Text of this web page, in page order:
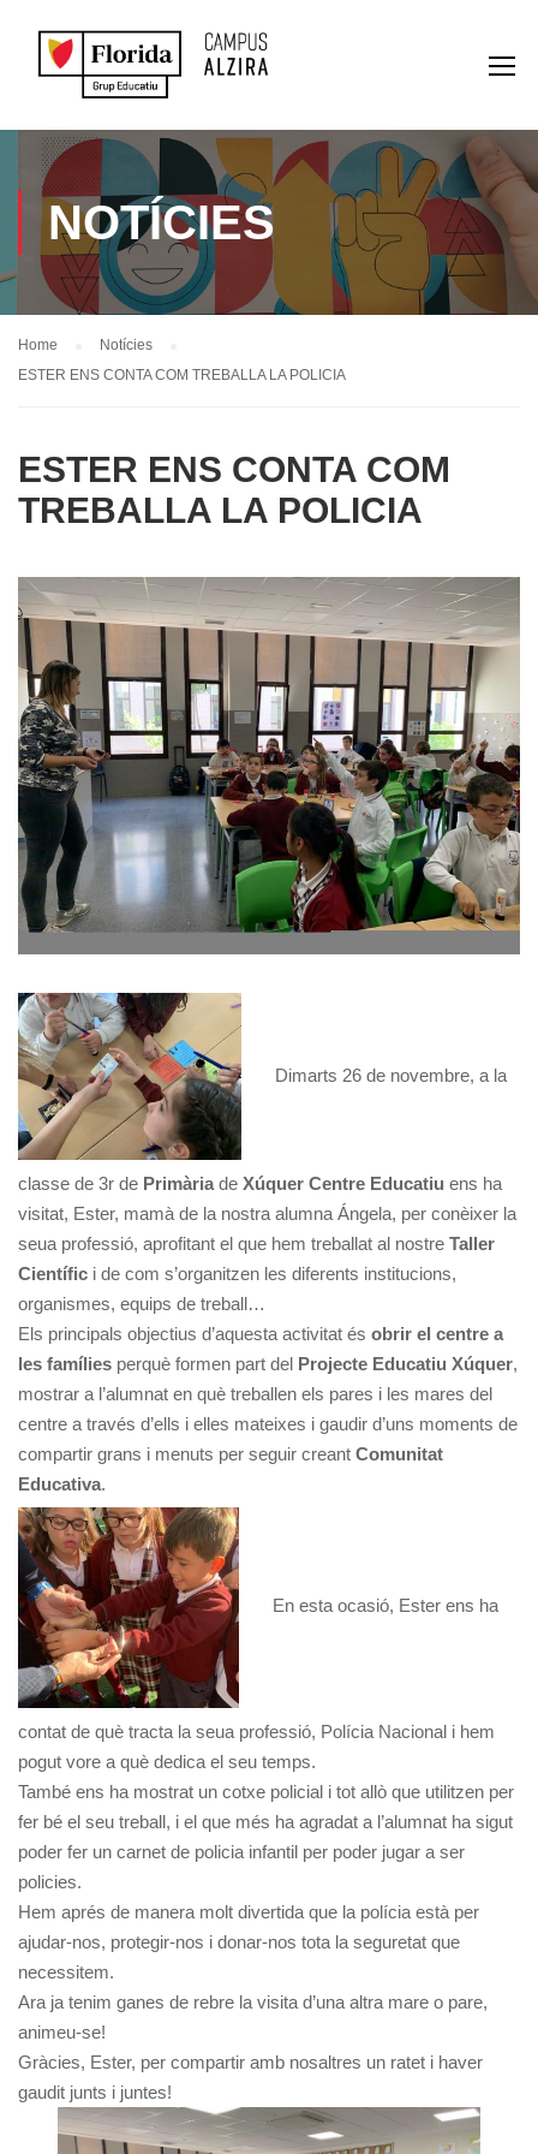
NOTÍCIES
Home
Notícies
ESTER ENS CONTA COM TREBALLA LA POLICIA
ESTER ENS CONTA COM
TREBALLA LA POLICIA
Dimarts 26 de novembre, a la
classe de 3r de Primària de Xúquer Centre Educatiu ens ha
visitat, Ester, mamà de la nostra alumna Ángela, per conèixer la
seua professió, aprofitant el que hem treballat al nostre Taller
Científic i de com s’organitzen les diferents institucions,
organismes, equips de treball…
Els principals objectius d’aquesta activitat és obrir el centre a
les famílies perquè formen part del Projecte Educatiu Xúquer,
mostrar a l’alumnat en què treballen els pares i les mares del
centre a través d’ells i elles mateixes i gaudir d’uns moments de
compartir grans i menuts per seguir creant Comunitat
Educativa.
En esta ocasió, Ester ens ha
contat de què tracta la seua professió, Polícia Nacional i hem
pogut vore a què dedica el seu temps.
També ens ha mostrat un cotxe policial i tot allò que utilitzen per
fer bé el seu treball, i el que més ha agradat a l’alumnat ha sigut
poder fer un carnet de policia infantil per poder jugar a ser
policies.
Hem aprés de manera molt divertida que la polícia està per
ajudar-nos, protegir-nos i donar-nos tota la seguretat que
necessitem.
Ara ja tenim ganes de rebre la visita d’una altra mare o pare,
animeu-se!
Gràcies, Ester, per compartir amb nosaltres un ratet i haver
gaudit junts i juntes!